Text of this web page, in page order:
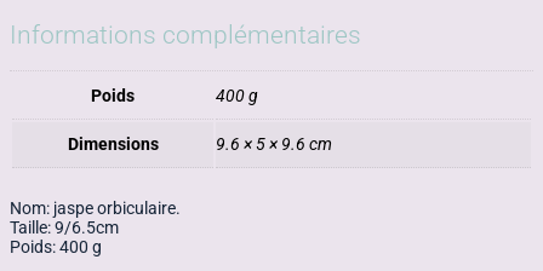
bois
Informations complémentaires
Poids 400 g
Dimensions 9.6 × 5 × 9.6 cm
Nom: jaspe orbiculaire.
Taille: 9/6.5cm
Poids: 400 g